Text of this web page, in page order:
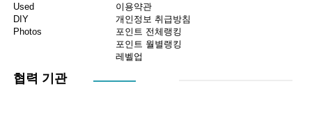
Used
DIY
Photos
이용약관
개인정보 취급방침
포인트 전체랭킹
포인트 월별랭킹
레벨업
협력 기관